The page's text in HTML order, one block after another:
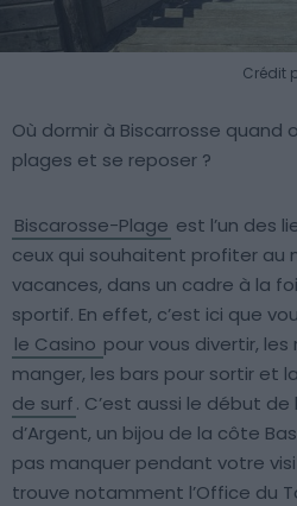
Crédit
Où dormir à Biscarrosse quand
plages et se reposer ?
Biscarosse-Plage est l’un des
ceux qui souhaitent profiter au
vacances, dans un cadre à la
sportif. En effet, c’est ici que
le Casino pour vous divertir,
manger, les bars pour sortir et
de surf. C’est aussi le début
d’Argent, un bijou de la côte
pas manquer pendant votre
trouve notamment l’Office du